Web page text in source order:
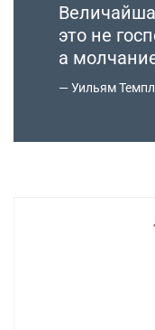
это не
а
Уильям Темпл